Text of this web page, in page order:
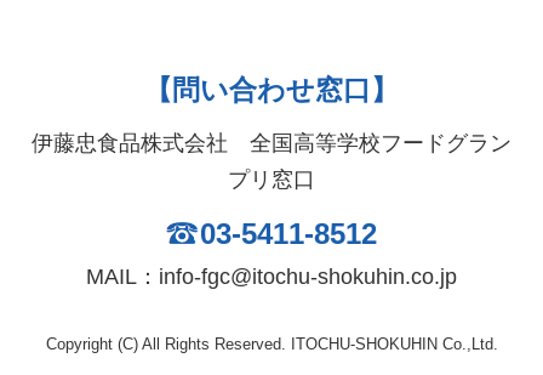
【問い合わせ窓口】
伊藤忠食品株式会社 全国高等学校フードグラン
プリ窓口
03-5411-8512
MAIL：info-fgc@itochu-shokuhin.co.jp
Copyright (C) All Rights Reserved. ITOCHU-SHOKUHIN Co.,Ltd.